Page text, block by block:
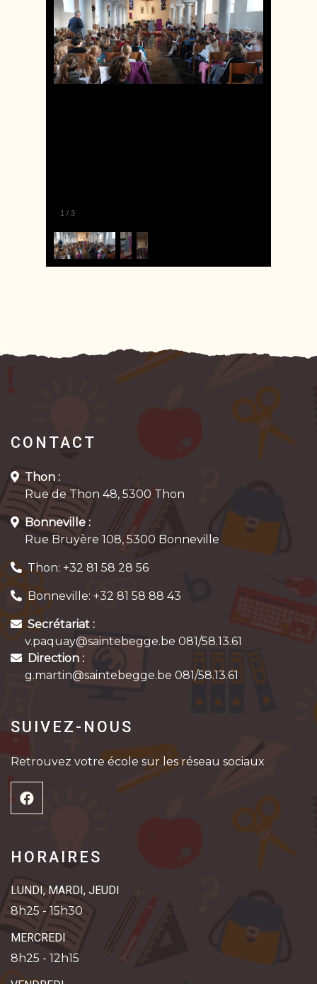
1 / 3
CONTACT
Thon :
Rue de Thon 48, 5300 Thon
Bonneville :
Rue Bruyère 108, 5300 Bonneville
Thon: +32 81 58 28 56
Bonneville: +32 81 58 88 43
Secrétariat :
v.paquay@saintebegge.be 081/58.13.61
Direction :
g.martin@saintebegge.be 081/58.13.61
SUIVEZ-NOUS
Retrouvez votre école sur les réseau sociaux
HORAIRES
LUNDI, MARDI, JEUDI
8h25 - 15h30
MERCREDI
8h25 - 12h15